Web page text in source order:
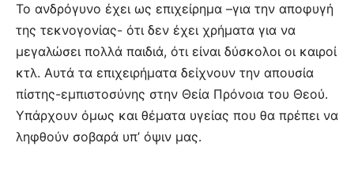
Το ανδρόγυνο έχει ως επιχείρημα –για την αποφυγή
της τεκνογονίας- ότι δεν έχει χρήματα για να
μεγαλώσει πολλά παιδιά, ότι είναι δύσκολοι οι καιροί
κτλ. Αυτά τα επιχειρήματα δείχνουν την απουσία
πίστης-εμπιστοσύνης στην Θεία Πρόνοια του Θεού.
Υπάρχουν όμως και θέματα υγείας που θα πρέπει να
ληφθούν σοβαρά υπ’ όψιν μας.